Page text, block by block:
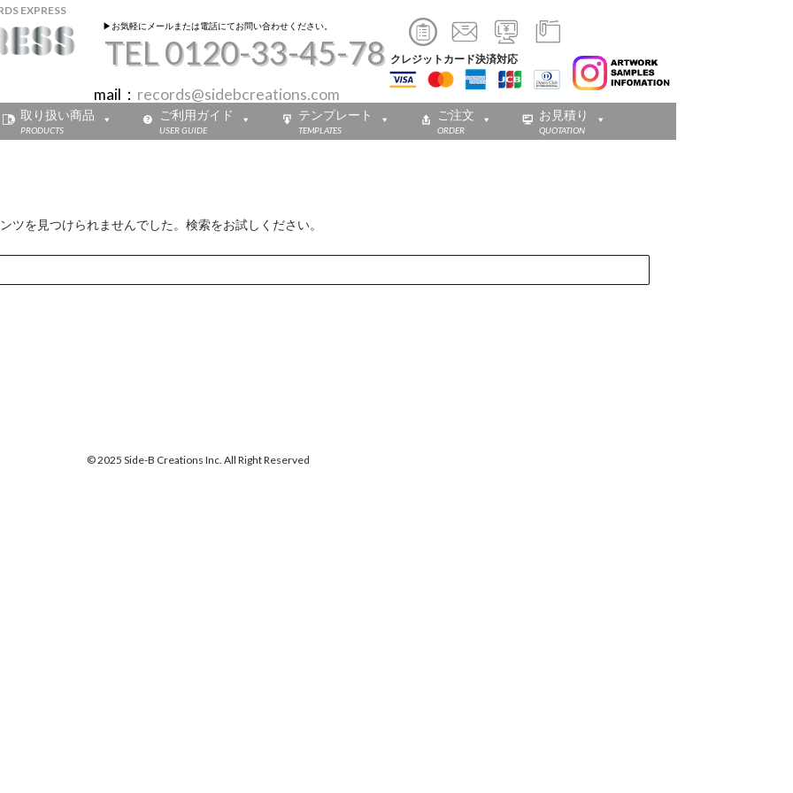
EXPRESS
▶︎お気軽にメールまたは電話にてお問い合わせください。
TEL 0120-33-45-78
mail： records@sidebcreations.com
クレジットカード決済対応
取り扱い商品
PRODUCTS
ご利用ガイド
USER GUIDE
テンプレート
TEMPLATES
ご注文
ORDER
お見積り
QUOTATION
ツを見つけられませんでした。検索をお試しください。
© 2025 Side-B Creations Inc. All Right Reserved